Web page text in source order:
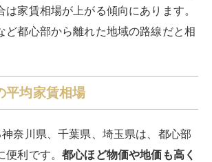
は家賃相場が上がる傾向にあります。
ど都心部から離れた地域の路線だと相
平均家賃相場
奈川県、千葉県、埼玉県は、都心部
便利です。都心ほど物価や地価も高く